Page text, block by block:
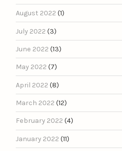
August 2022 (1)
July 2022 (3)
June 2022 (13)
May 2022 (7)
April 2022 (8)
March 2022 (12)
February 2022 (4)
January 2022 (11)